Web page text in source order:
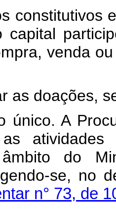
constitutivos
capital
venda
as doações,
único. A
as
do
se, no
n° 73, de